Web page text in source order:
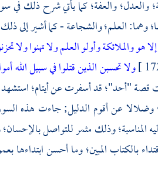
والعدل؛ والعفة؛ كما يأتي شرح ذلك
وهما: العلم؛ والشجاعة - كما أشير إلى
هو والملائكة وأولو العلمولا تهنوا ولا
ولا تحسبن الذين قتلوا في سبيل الله
قصة"أحد"؛قد أسفرت عن أيتام؛
عن أقوم الدليل; جاءت هذه السورة
المناسبة؛ وذلك مثمر للتواصل
بالكتاب المبين؛ وما أحسن ابتداءها